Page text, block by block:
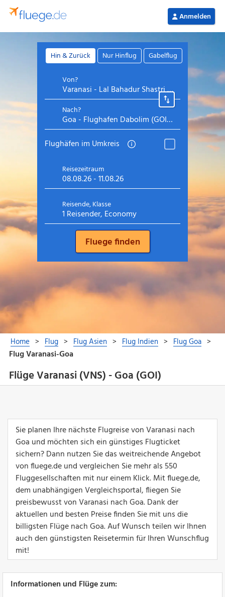
Flüge Varanasi (VNS) - Goa (GOI)
Sie planen Ihre nächste Flugreise von Varanasi nach
Goa und möchten sich ein günstiges Flugticket
sichern? Dann nutzen Sie das weitreichende Angebot
von fluege.de und vergleichen Sie mehr als 550
Fluggesellschaften mit nur einem Klick. Mit fluege.de,
dem unabhängigen Vergleichsportal, fliegen Sie
preisbewusst von Varanasi nach Goa. Dank der
aktuellen und besten Preise finden Sie mit uns die
billigsten Flüge nach Goa. Auf Wunsch teilen wir Ihnen
auch den günstigsten Reisetermin für Ihren Wunschflug
mit!
Informationen und Flüge zum: